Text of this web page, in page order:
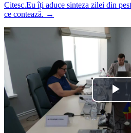
Citesc.Eu îți aduce sinteza zilei din
ce contează. →